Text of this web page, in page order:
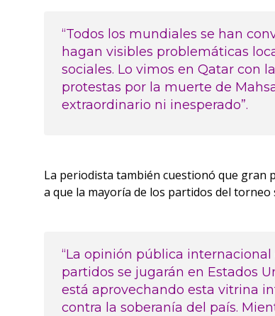
“Todos los mundiales se han
hagan visibles problemáticas
sociales. Lo vimos en Qatar con
protestas por la muerte de
extraordinario ni inesperado”.
La periodista también cuestionó que gran
a que la mayoría de los partidos del
“La opinión pública
partidos se jugarán en Estados
está aprovechando esta vitrina
contra la soberanía del país.